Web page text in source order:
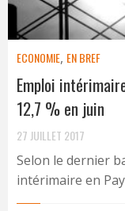
ECONOMIE, EN BREF
Emploi
12,7 % en juin
27 JUILLET 2017
Selon le dernier
intérimaire en